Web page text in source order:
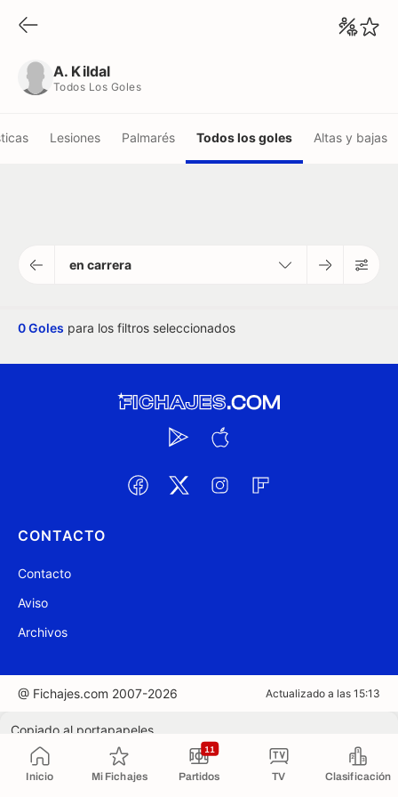
Inicio Mi Fichajes Partidos
11
TV Clasificación
A. Kildal
Todos Los Goles
Lesiones Palmarés Todos los goles Altas y bajas
en carrera
0 Goles para los filtros seleccionados
CONTACTO
Contacto
Aviso
Archivos
@ Fichajes.com 2007-2026 Actualizado a las 15:13
Copiado al portapapeles